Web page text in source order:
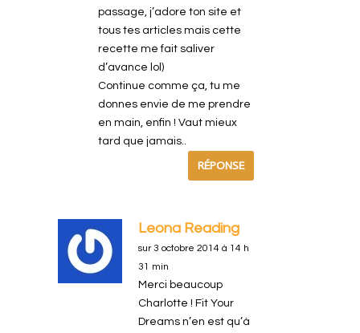
passage, j’adore ton site et
tous tes articles mais cette
recette me fait saliver
d’avance lol)
Continue comme ça, tu me
donnes envie de me prendre
en main, enfin ! Vaut mieux
tard que jamais..
RÉPONSE
Leona Reading
sur 3 octobre 2014 à 14 h
31 min
Merci beaucoup
Charlotte ! Fit Your
Dreams n’en est qu’à